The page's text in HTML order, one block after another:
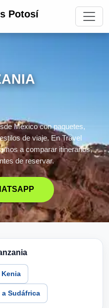
México con paquetes,
de viaje. En Travel
a comparar itinerarios,
de reservar.
Kenia
a Sudáfrica